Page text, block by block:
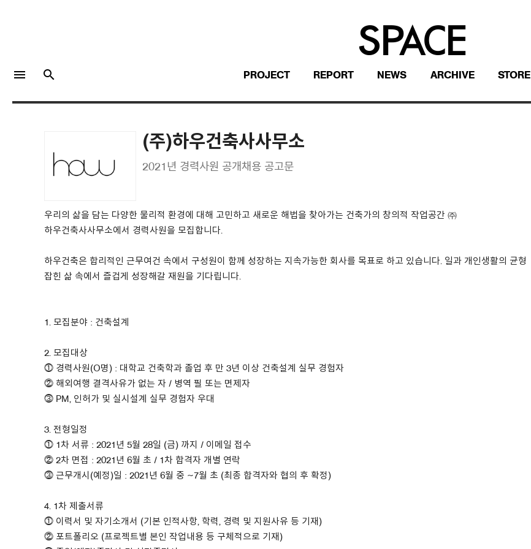
JOIN
Twitter Login
Customer Service
Article Proposals
menu search PROJECT REPORT NEWS ARCHIVE STORE
(주)하우건축사사무소
2021년 경력사원 공개채용 공고문
우리의 삶을 담는 다양한 물리적 환경에 대해 고민하고 새로운 해법을 찾아가는 건축가의 창의적 작업공간 ㈜
하우건축사사무소에서 경력사원을 모집합니다.
하우건축은 합리적인 근무여건 속에서 구성원이 함께 성장하는 지속가능한 회사를 목표로 하고 있습니다. 일과 개인생활의 균형
잡힌 삶 속에서 즐겁게 성장해갈 재원을 기다립니다.
1. 모집분야 : 건축설계
2. 모집대상
⓵ 경력사원(O명) : 대학교 건축학과 졸업 후 만 3년 이상 건축설계 실무 경험자
⓶ 해외여행 결격사유가 없는 자 / 병역 필 또는 면제자
⓷ PM, 인허가 및 실시설계 실무 경험자 우대
3. 전형일정
⓵ 1차 서류 : 2021년 5월 28일 (금) 까지 / 이메일 접수
⓶ 2차 면접 : 2021년 6월 초 / 1차 합격자 개별 연락
⓷ 근무개시(예정)일 : 2021년 6월 중 ~7월 초 (최종 합격자와 협의 후 확정)
4. 1차 제출서류
⓵ 이력서 및 자기소개서 (기본 인적사항, 학력, 경력 및 지원사유 등 기재)
⓶ 포트폴리오 (프로젝트별 본인 작업내용 등 구체적으로 기재)